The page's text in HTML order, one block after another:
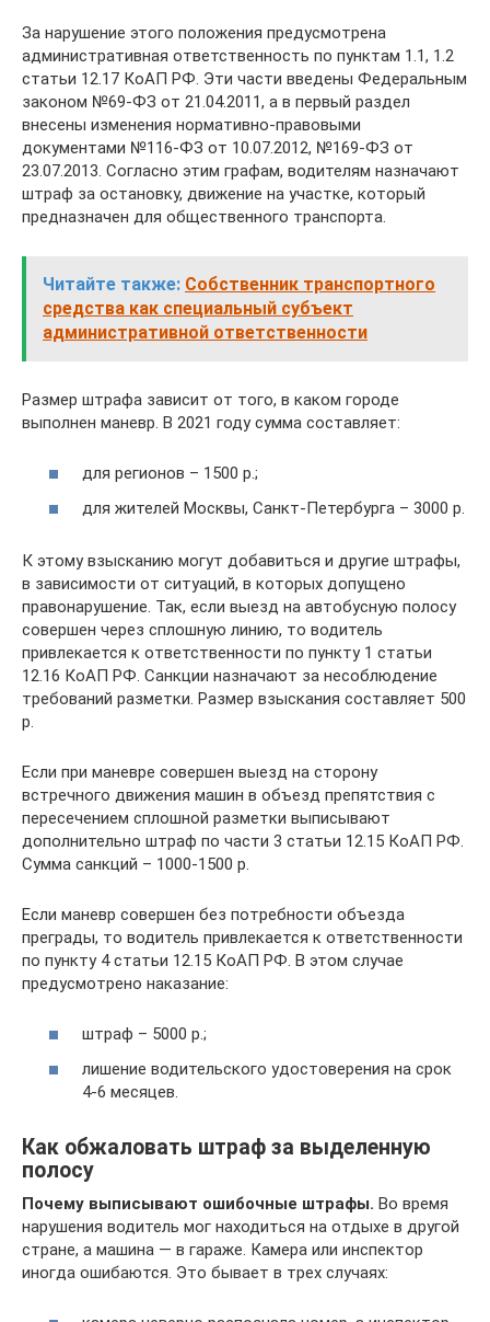
За нарушение этого положения предусмотрена
административная ответственность по пунктам 1.1, 1.2
статьи 12.17 КоАП РФ. Эти части введены Федеральным
законом №69-ФЗ от 21.04.2011, а в первый раздел
внесены изменения нормативно-правовыми
документами №116-ФЗ от 10.07.2012, №169-ФЗ от
23.07.2013. Согласно этим графам, водителям назначают
штраф за остановку, движение на участке, который
предназначен для общественного транспорта.
Читайте также: Собственник транспортного
средства как специальный субъект
административной ответственности
Размер штрафа зависит от того, в каком городе
выполнен маневр. В 2021 году сумма составляет:
для регионов – 1500 р.;
для жителей Москвы, Санкт-Петербурга – 3000 р.
К этому взысканию могут добавиться и другие штрафы,
в зависимости от ситуаций, в которых допущено
правонарушение. Так, если выезд на автобусную полосу
совершен через сплошную линию, то водитель
привлекается к ответственности по пункту 1 статьи
12.16 КоАП РФ. Санкции назначают за несоблюдение
требований разметки. Размер взыскания составляет 500
р.
Если при маневре совершен выезд на сторону
встречного движения машин в объезд препятствия с
пересечением сплошной разметки выписывают
дополнительно штраф по части 3 статьи 12.15 КоАП РФ.
Сумма санкций – 1000-1500 р.
Если маневр совершен без потребности объезда
преграды, то водитель привлекается к ответственности
по пункту 4 статьи 12.15 КоАП РФ. В этом случае
предусмотрено наказание:
штраф – 5000 р.;
лишение водительского удостоверения на срок
4-6 месяцев.
Как обжаловать штраф за выделенную
полосу
Почему выписывают ошибочные штрафы. Во время
нарушения водитель мог находиться на отдыхе в другой
стране, а машина — в гараже. Камера или инспектор
иногда ошибаются. Это бывает в трех случаях: